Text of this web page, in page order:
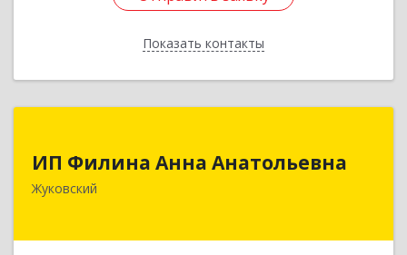
Показать контакты
Назад
ИП Филина Анна Анатольевна
Жуковский
Подробнее